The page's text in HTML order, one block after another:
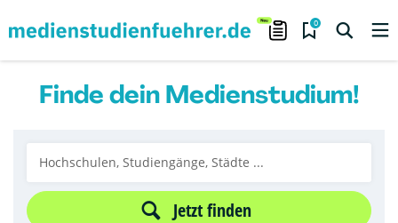
0
Finde dein Medienstudium!
Jetzt finden